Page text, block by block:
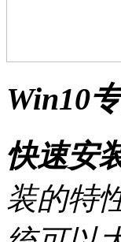
Win10
快速安
装的特